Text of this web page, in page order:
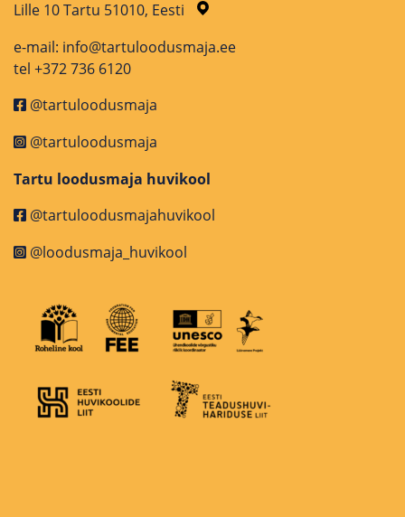
Lille 10 Tartu 51010, Eesti
e-mail: info@tartuloodusmaja.ee
tel +372 736 6120
@tartuloodusmaja
@tartuloodusmaja
Tartu loodusmaja huvikool
@tartuloodusmajahuvikool
@loodusmaja_huvikool